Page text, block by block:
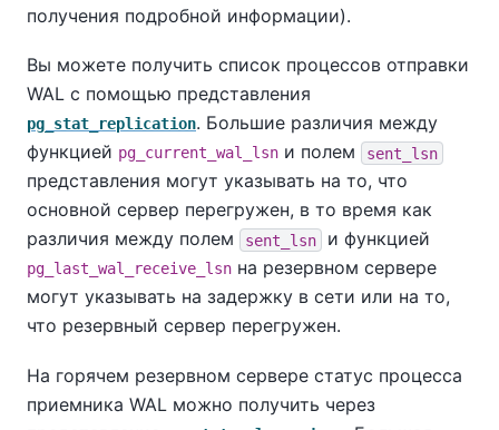
получения подробной информации).
Вы можете получить список процессов отправки
WAL с помощью представления
pg_stat_replication. Большие различия между
функцией pg_current_wal_lsn и полем sent_lsn
представления могут указывать на то, что
основной сервер перегружен, в то время как
различия между полем
sent_lsn и функцией
pg_last_wal_receive_lsn на резервном сервере
могут указывать на задержку в сети или на то,
что резервный сервер перегружен.
На горячем резервном сервере статус процесса
приемника WAL можно получить через